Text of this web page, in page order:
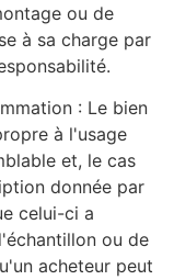
ou de
à sa charge par
: Le bien
à l'usage
et, le cas
donnée par
celui-ci a
ou de
acheteur peut